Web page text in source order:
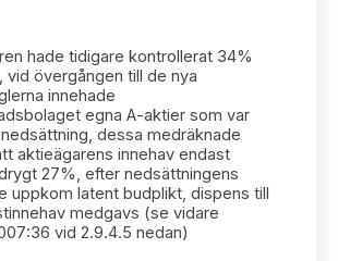
anföranden
hade tidigare kontrollerat 34%
vid övergången till de nya
innehade
egna A-aktier som var
dessa medräknade
aktieägarens innehav endast
27%, efter nedsättningens
uppkom latent budplikt, dispens till
medgavs (se vidare
vid 2.9.4.5 nedan)